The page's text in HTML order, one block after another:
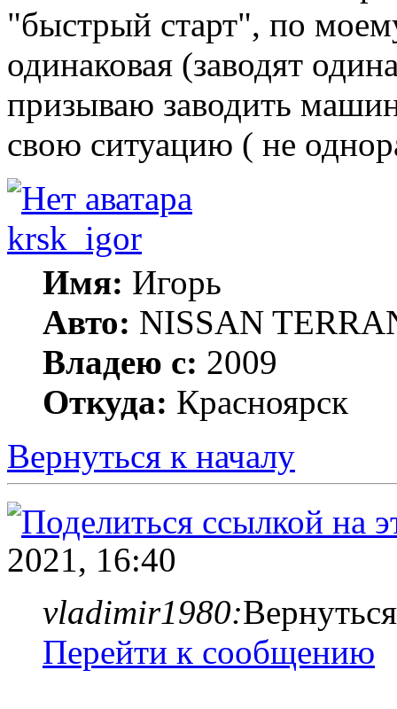
"быстрый старт", по
одинаковая (заводят
призываю заводить
свою ситуацию ( не
krsk_igor
Имя: Игорь
Авто: NISSAN
Владею с: 2009
Откуда: Красноярск
Вернуться к началу
2021, 16:40
vladimir1980:Вернуться
Перейти к сообщению